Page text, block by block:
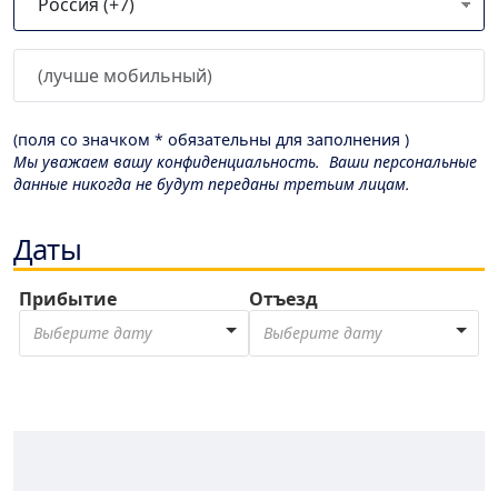
(поля со значком * обязательны для заполнения )
Мы уважаем вашу конфиденциальность. Ваши персональные
данные никогда не будут переданы третьим лицам.
Даты
Прибытие
Выберите дату
Отъезд
Выберите дату